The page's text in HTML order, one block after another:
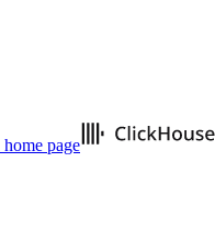
home page